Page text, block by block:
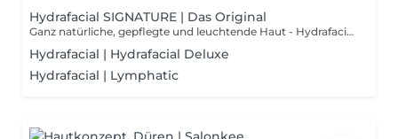
Hydrafacial SIGNATURE | Das Original
Ganz natürliche, gepflegte und leuchtende Haut - Hydrafacial macht es möglich. Nach deiner Behandlung wirkst und fühlst Du Dich frisch und glowy! Deine Haut wirkt unmittelbar erholt, verjüngt und strahlt. Bei einem HydraFacial® arbeiten wir in den folgenden Schritten: schonende Hautabtragung intensive, porentiefe Reinigung anschließende Einarbeitung von pflegenden & nährenden Wirkstoffen 1 Hydrafacial entspricht 3 klassischen Gesichtsbehandlungen. Zu den Wirkstoffen, die wir einarbeiten gehören: Vitamine Antioxidantien Hyaluron Außerdem hast Du die Möglichkeit zu deinem Hydrafacial Upgrades zu buchen wie: Lichttherapie Lymphdrainage Booster Ampullen Hydrojelly Maske Health&Beauty Körperanwendung (Anregung Lymphsystem, Entgiftung, Straffung) Ergebnis: sofortiger Glow, welcher sich in den folgenden 4 Tagen nach der Behandlung intensiviert! Empfehlung: eine zunächst monatliche Wiederholung.
Hydrafacial | Hydrafacial Deluxe
Hydrafacial | Lymphatic